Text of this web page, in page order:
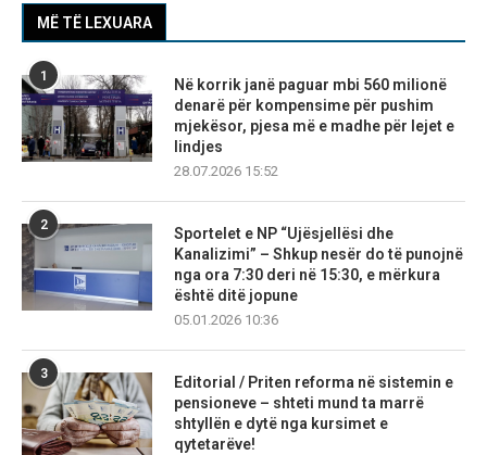
MË TË LEXUARA
1
Në korrik janë paguar mbi 560 milionë
denarë për kompensime për pushim
mjekësor, pjesa më e madhe për lejet e
lindjes
28.07.2026 15:52
2
Sportelet e NP “Ujësjellësi dhe
Kanalizimi” – Shkup nesër do të punojnë
nga ora 7:30 deri në 15:30, e mërkura
është ditë jopune
05.01.2026 10:36
3
Editorial / Priten reforma në sistemin e
pensioneve – shteti mund ta marrë
shtyllën e dytë nga kursimet e
qytetarëve!